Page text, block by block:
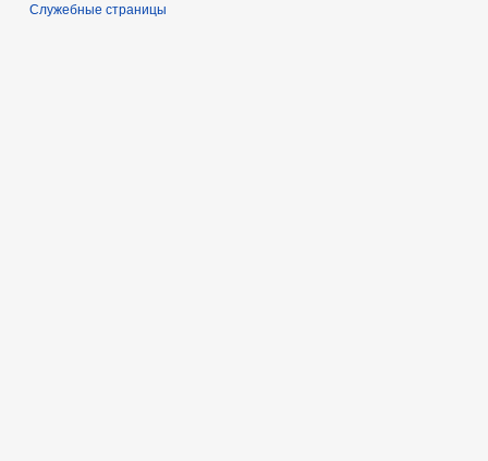
Служебные страницы